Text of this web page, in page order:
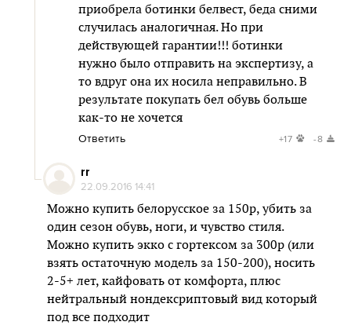
приобрела ботинки белвест, беда сними
случилась аналогичная. Но при
действующей гарантии!!! ботинки
нужно было отправить на экспертизу, а
то вдруг она их носила неправильно. В
результате покупать бел обувь больше
как-то не хочется
Ответить +17 -8
rr
22.09.2016 14:41
Можно купить белорусское за 150р, убить за
один сезон обувь, ноги, и чувство стиля.
Можно купить экко с гортексом за 300р (или
взять остаточную модель за 150-200), носить
2-5+ лет, кайфовать от комфорта, плюс
нейтральный нондексриптовый вид который
под все подходит